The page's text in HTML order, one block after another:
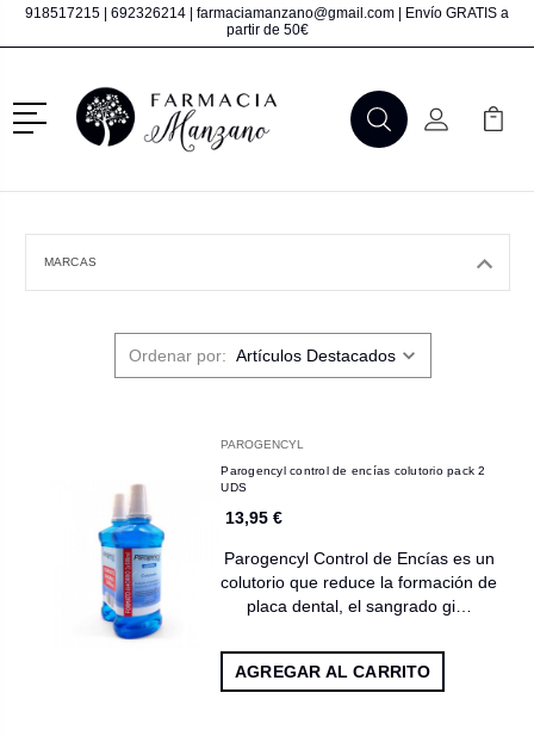
918517215 692326214 farmaciamanzano@gmail.com | Envío GRATIS a
partir de 50€
Menú
BuscarMi Cuenta
Mi
MARCAS
Ordenar por:
PAROGENCYL
Parogencyl control de encías colutorio pack 2
UDS
13,95 €
Parogencyl Control de Encías es un
colutorio que reduce la formación de
placa dental, el sangrado gi…
AGREGAR AL CARRITO